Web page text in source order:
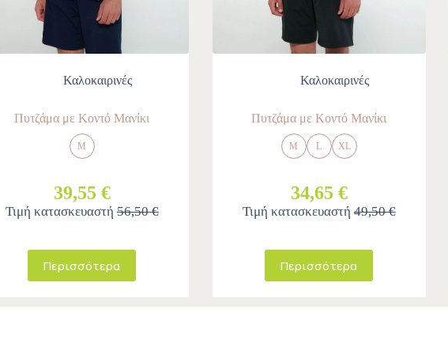
Καλοκαιρινές
Πυτζάμα με Κοντό Μανίκι
M
39,55 €
Τιμή κατασκευαστή56,50 €
Περισσότερα
Καλοκαιρινές
Πυτζάμα με Κοντό Μανίκι
M L XL
34,65 €
Τιμή κατασκευαστή49,50 €
Περισσότερα